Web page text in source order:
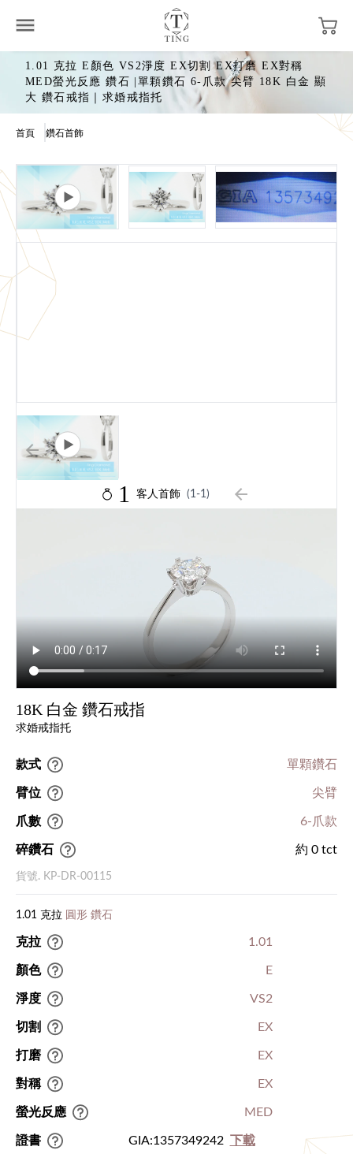
1.01 克拉 E顏色 VS2淨度 EX切割 EX打磨 EX對稱
MED螢光反應 鑽石 |單顆鑽石 6-爪款 尖臂 18K 白金 顯
大 鑽石戒指｜求婚戒指托
首頁 鑽石首飾
1 客人首飾 (1-1)
18K 白金 鑽石戒指
求婚戒指托
款式 單顆鑽石
臂位 尖臂
爪數 6-爪款
碎鑽石 約 0 tct
貨號. KP-DR-00115
1.01 克拉 圓形 鑽石
克拉 1.01
顏色 E
淨度 VS2
切割 EX
打磨 EX
對稱 EX
螢光反應 MED
證書 GIA:1357349242 下載